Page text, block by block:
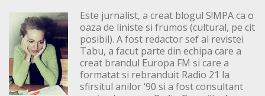
Este jurnalist, a creat blogul S!MPA ca o
oaza de liniste si frumos (cultural, pe cit
posibil). A fost redactor sef al revistei
Tabu, a facut parte din echipa care a
creat brandul Europa FM si care a
formatat si rebranduit Radio 21 la
sfirsitul anilor ‘90 si a fost consultant